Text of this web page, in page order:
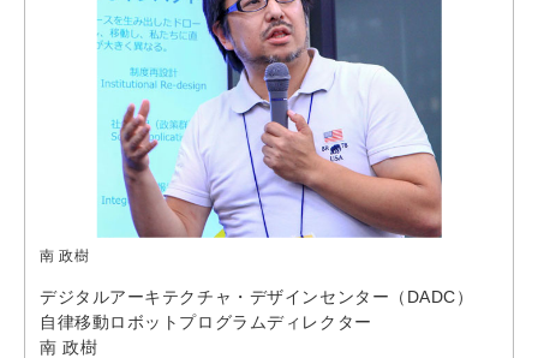
南 政樹
デジタルアーキテクチャ・デザインセンター（DADC）
自律移動ロボットプログラムディレクター
南 政樹